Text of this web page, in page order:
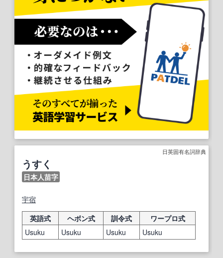
日英固有名詞辞典
うすく
日本人苗字
宇宿
英語式
ヘボン式 訓令式
ワープロ式
Usuku
Usuku Usuku Usuku